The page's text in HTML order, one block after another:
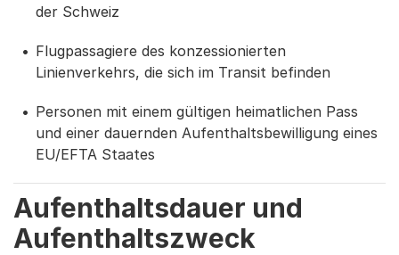
der Schweiz
Flugpassagiere des konzessionierten
Linienverkehrs, die sich im Transit befinden
Personen mit einem gültigen heimatlichen Pass
und einer dauernden Aufenthaltsbewilligung eines
EU/EFTA Staates
Aufenthaltsdauer und
Aufenthaltszweck